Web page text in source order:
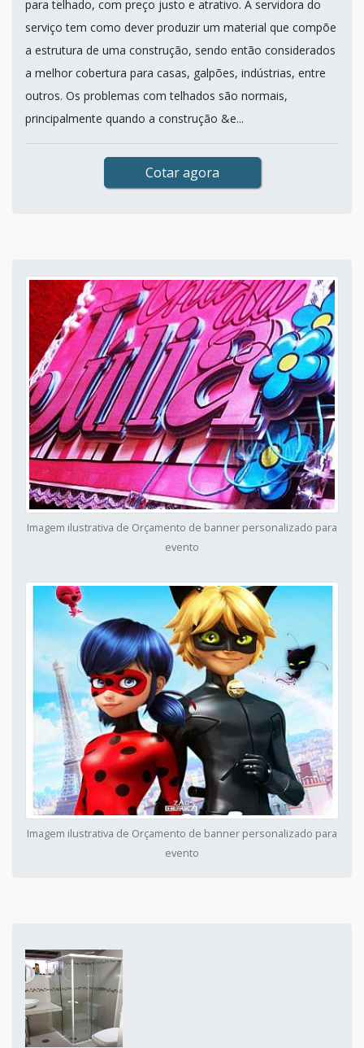
para telhado, com preço justo e atrativo. A servidora do
serviço tem como dever produzir um material que compõe
a estrutura de uma construção, sendo então considerados
a melhor cobertura para casas, galpões, indústrias, entre
outros. Os problemas com telhados são normais,
principalmente quando a construção &e...
Cotar agora
Imagem ilustrativa de Orçamento de banner personalizado para
evento
Imagem ilustrativa de Orçamento de banner personalizado para
evento